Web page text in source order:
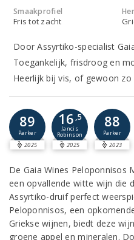
Smaakprofiel
Fris tot zacht
Door Assyrtiko-specialist
Toegankelijk, frisdroog en
Heerlijk bij vis, of gewoon zo
89
Parker
2025
16 ,5
Jancis
Robinson
2025
88
Parker
2023
De Gaia Wines Peloponnisos
een opvallende witte wijn die
Assyrtiko-druif perfect
Peloponnisos, een
Griekse wijnen, biedt deze
groene appel en mineralen.